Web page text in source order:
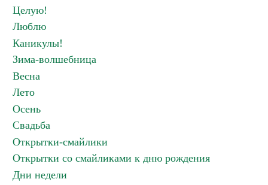
Целую!
Люблю
Каникулы!
Зима-волшебница
Весна
Лето
Осень
Свадьба
Открытки-смайлики
Открытки со смайликами к дню рождения
Дни недели